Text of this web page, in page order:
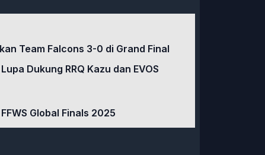
Team Falcons 3-0 di Grand Final
Dukung RRQ Kazu dan EVOS
Global Finals 2025